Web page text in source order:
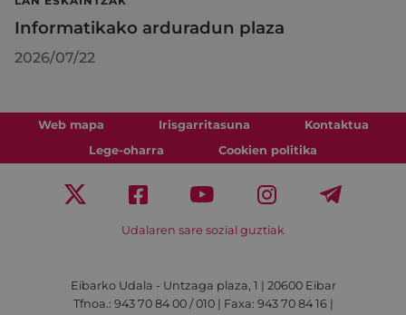
Informatikako arduradun plaza
2026/07/22
Web mapa Irisgarritasuna
Kontaktua
Lege-oharra
Cookien politika
Udalaren sare sozial guztiak
Eibarko Udala - Untzaga plaza, 1 | 20600 Eibar
Tfnoa.: 943 70 84 00 / 010 | Faxa: 943 70 84 16 |